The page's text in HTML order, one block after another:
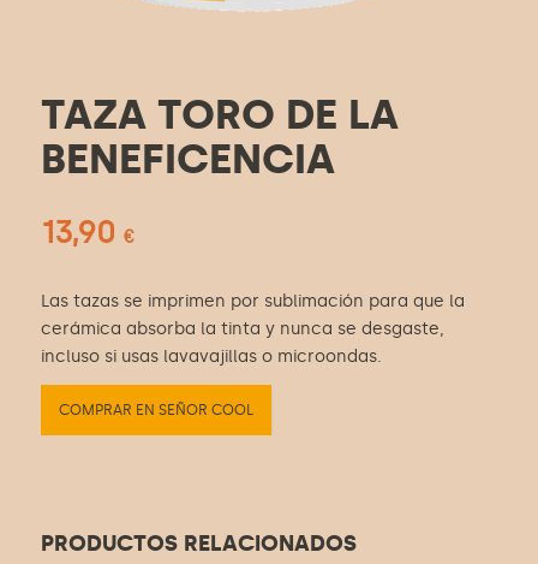
TAZA TORO DE LA
BENEFICENCIA
13,90 €
Las tazas se imprimen por sublimación para que la
cerámica absorba la tinta y nunca se desgaste,
incluso si usas lavavajillas o microondas.
COMPRAR EN SEÑOR COOL
PRODUCTOS RELACIONADOS